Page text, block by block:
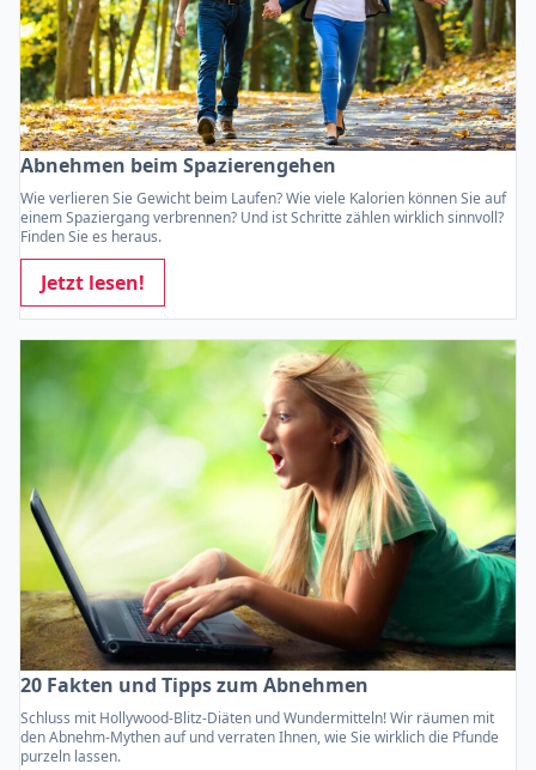
Abnehmen beim Spazierengehen
Wie verlieren Sie Gewicht beim Laufen? Wie viele Kalorien können Sie auf
einem Spaziergang verbrennen? Und ist Schritte zählen wirklich sinnvoll?
Finden Sie es heraus.
Jetzt lesen!
20 Fakten und Tipps zum Abnehmen
Schluss mit Hollywood-Blitz-Diäten und Wundermitteln! Wir räumen mit
den Abnehm-Mythen auf und verraten Ihnen, wie Sie wirklich die Pfunde
purzeln lassen.